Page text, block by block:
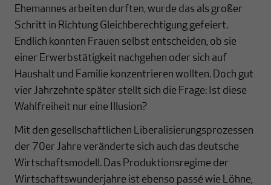
Ehemannes arbeiten durften, wurde das als großer
Schritt in Richtung Gleichberechtigung gefeiert.
Endlich konnten Frauen selbst entscheiden, ob sie
einer Erwerbstätigkeit nachgehen oder sich auf
Haushalt und Familie konzentrieren wollten. Doch gut
vier Jahrzehnte später stellt sich die Frage: Ist diese
Wahlfreiheit nur eine Illusion?
Mit den gesellschaftlichen Liberalisierungsprozessen
der 70er Jahre veränderte sich auch das deutsche
Wirtschaftsmodell. Das Produktionsregime der
Wirtschaftswunderjahre ist ebenso passé wie Löhne,